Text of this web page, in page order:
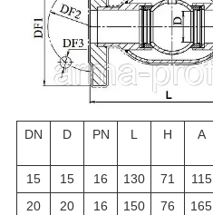
DN D PN L H A
15 15 16 130 71 115
20
20 16 150 76 165